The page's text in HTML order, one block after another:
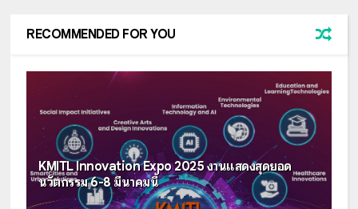
RECOMMENDED FOR YOU
KMITL Innovation Expo 2025 งานแสดงสุดยอด
นวัตกรรม 6-8 มีนาคมนี้